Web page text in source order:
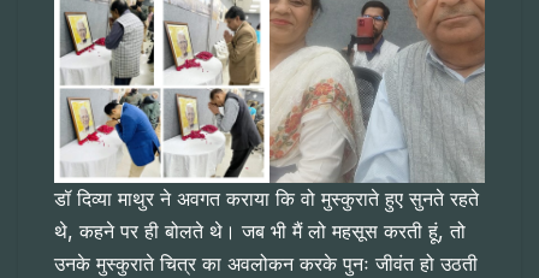
डॉ दिव्या माथुर ने अवगत कराया कि वो मुस्कुराते हुए सुनते रहते
थे, कहने पर ही बोलते थे। जब भी मैं लो महसूस करती हूं, तो
उनके मुस्कुराते चित्र का अवलोकन करके पुनः जीवंत हो उठती